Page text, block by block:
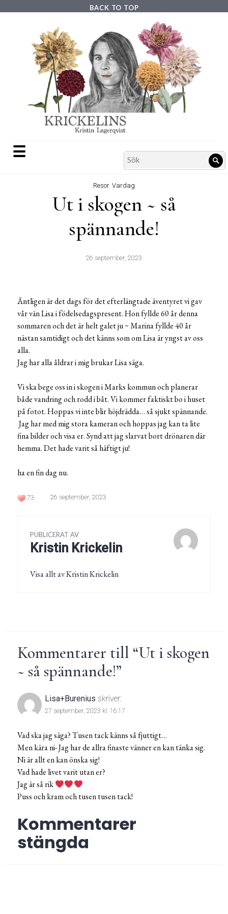
☰
Search
for:
Resor, Vardag
Ut i skogen ~ så
spännande!
26 september, 2023
Äntligen är det dags för det efterlängtade äventyret vi gav
vår vän Lisa i födelsedagspresent. Hon fyllde 60 år denna
sommaren och det är helt galet ju ~ Marina fyllde 40 år
nästan samtidigt och det känns som om Lisa är yngst av oss
alla.
Jag har alla åldrar i mig brukar Lisa säga.
Vi ska bege oss in i skogen i Marks kommun och planerar
både vandring och rodd i båt. Vi kommer faktiskt bo i huset
på fotot. Hoppas vi inte blir höjdrädda… så sjukt spännande.
Jag har med mig stora kameran och hoppas jag kan ta lite
fina bilder och visa er. Synd att jag slarvat bort drönaren där
hemma. Det hade varit så häftigt ju!
ha en fin dag nu.
73 26 september, 2023
PUBLICERAT AV
Kristin Krickelin
Visa allt av Kristin Krickelin
Kommentarer till “Ut i skogen
~ så spännande!”
Lisa+Burenius skriver:
27 september, 2023 kl. 16:17
Vad ska jag säga? Tusen tack känns så fjuttigt…
Men kära ni- Jag har de allra finaste vänner en kan tänka sig.
Ni är allt en kan önska sig!
Vad hade livet varit utan er?
Jag är så rik
Puss och kram och tusen tusen tack!
Kommentarer
stängda
BACK TO TOP